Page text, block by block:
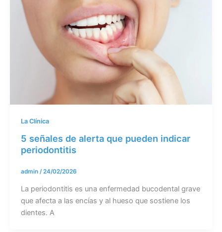
La Clínica
5 señales de alerta que pueden indicar
periodontitis
admin /24/02/2026
La periodontitis es una enfermedad bucodental grave
que afecta a las encías y al hueso que sostiene los
dientes. A